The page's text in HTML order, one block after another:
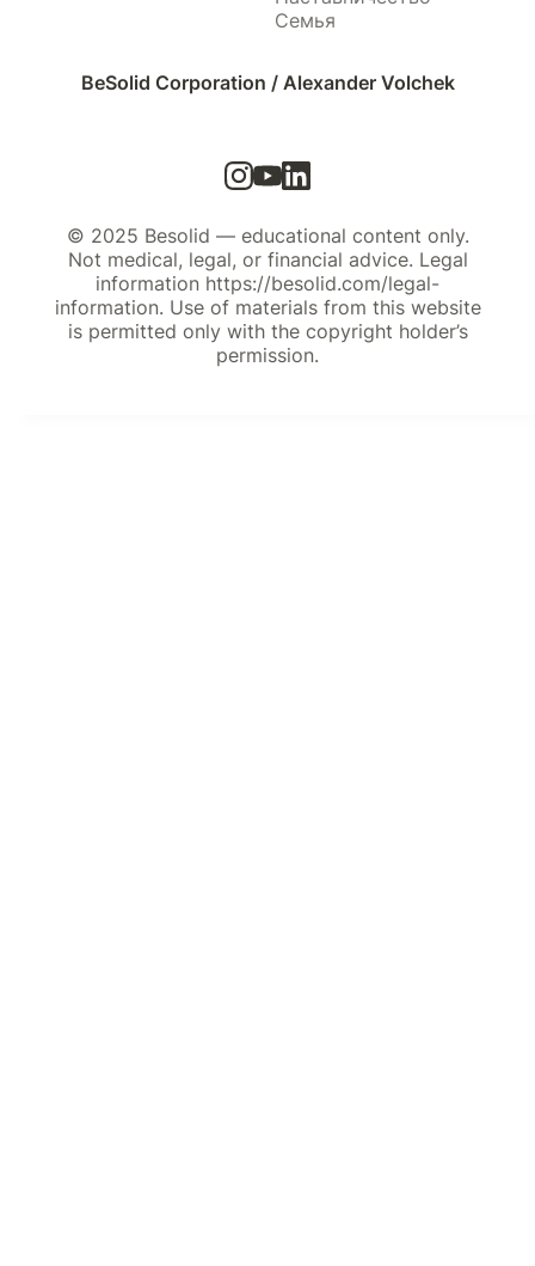
BeSolid Corporation / Alexander Volchek
Семья
© 2025 Besolid — educational content only.
Not medical, legal, or financial advice. Legal
information https://besolid.com/legal-
information. Use of materials from this website
is permitted only with the copyright holder’s
permission.